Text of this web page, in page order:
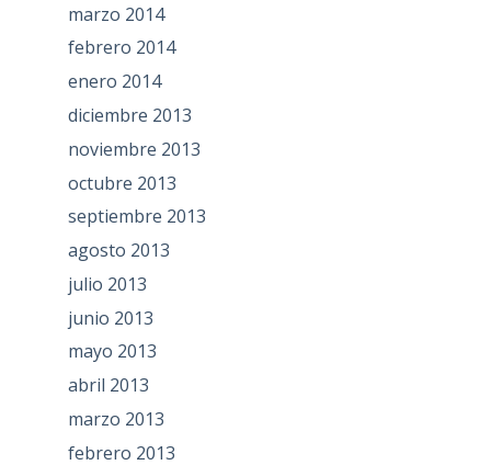
marzo 2014
febrero 2014
enero 2014
diciembre 2013
noviembre 2013
octubre 2013
septiembre 2013
agosto 2013
julio 2013
junio 2013
mayo 2013
abril 2013
marzo 2013
febrero 2013